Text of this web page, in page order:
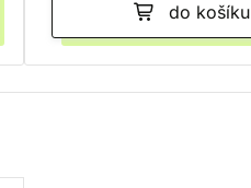
do košíku